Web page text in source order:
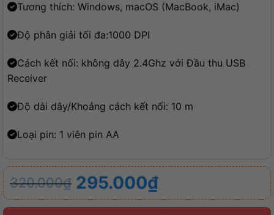
Tương thích: Windows, macOS (MacBook, iMac)
Độ phân giải tối đa:1000 DPI
Cách kết nối: không dây 2.4Ghz với Đầu thu USB
Receiver
Độ dài dây/Khoảng cách kết nối: 10 m
Loại pin: 1 viên pin AA
320.000₫
Giá
gốc
295.000₫
Giá
hiện